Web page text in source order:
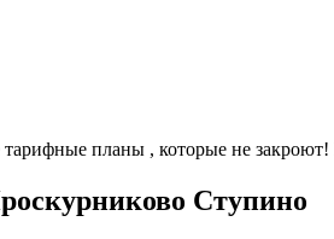
тарифные планы , которые не
Ступино